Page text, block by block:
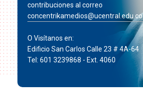
contribuciones al correo
concentrikamedios@ucentral.edu.co
O Visítanos en:
Edificio San Carlos Calle 23 # 4A-64
Tel: 601 3239868 - Ext. 4060